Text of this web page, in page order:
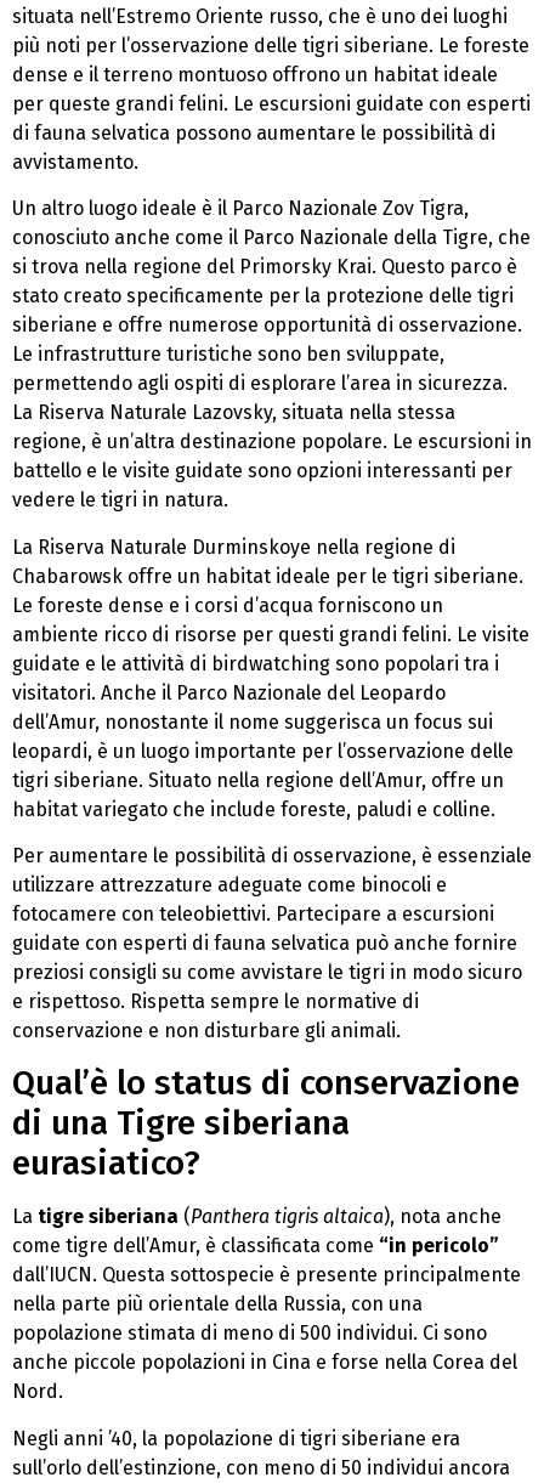
situata nell’Estremo Oriente russo, che è uno dei luoghi
più noti per l’osservazione delle tigri siberiane. Le foreste
dense e il terreno montuoso offrono un habitat ideale
per queste grandi felini. Le escursioni guidate con esperti
di fauna selvatica possono aumentare le possibilità di
avvistamento.
Un altro luogo ideale è il Parco Nazionale Zov Tigra,
conosciuto anche come il Parco Nazionale della Tigre, che
si trova nella regione del Primorsky Krai. Questo parco è
stato creato specificamente per la protezione delle tigri
siberiane e offre numerose opportunità di osservazione.
Le infrastrutture turistiche sono ben sviluppate,
permettendo agli ospiti di esplorare l’area in sicurezza.
La Riserva Naturale Lazovsky, situata nella stessa
regione, è un’altra destinazione popolare. Le escursioni in
battello e le visite guidate sono opzioni interessanti per
vedere le tigri in natura.
La Riserva Naturale Durminskoye nella regione di
Chabarowsk offre un habitat ideale per le tigri siberiane.
Le foreste dense e i corsi d’acqua forniscono un
ambiente ricco di risorse per questi grandi felini. Le visite
guidate e le attività di birdwatching sono popolari tra i
visitatori. Anche il Parco Nazionale del Leopardo
dell’Amur, nonostante il nome suggerisca un focus sui
leopardi, è un luogo importante per l’osservazione delle
tigri siberiane. Situato nella regione dell’Amur, offre un
habitat variegato che include foreste, paludi e colline.
Per aumentare le possibilità di osservazione, è essenziale
utilizzare attrezzature adeguate come binocoli e
fotocamere con teleobiettivi. Partecipare a escursioni
guidate con esperti di fauna selvatica può anche fornire
preziosi consigli su come avvistare le tigri in modo sicuro
e rispettoso. Rispetta sempre le normative di
conservazione e non disturbare gli animali.
Qual’è lo status di conservazione
di una Tigre siberiana
eurasiatico?
La tigre siberiana (Panthera tigris altaica), nota anche
come tigre dell’Amur, è classificata come “in pericolo”
dall’IUCN. Questa sottospecie è presente principalmente
nella parte più orientale della Russia, con una
popolazione stimata di meno di 500 individui. Ci sono
anche piccole popolazioni in Cina e forse nella Corea del
Nord.
Negli anni ’40, la popolazione di tigri siberiane era
sull’orlo dell’estinzione, con meno di 50 individui ancora